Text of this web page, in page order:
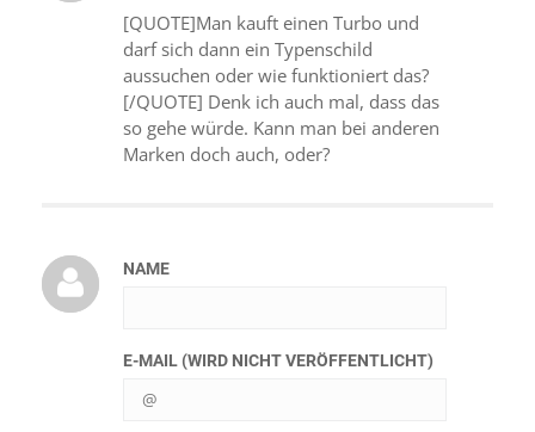
[QUOTE]Man kauft einen Turbo und
darf sich dann ein Typenschild
aussuchen oder wie funktioniert das?
[/QUOTE] Denk ich auch mal, dass das
so gehe würde. Kann man bei anderen
Marken doch auch, oder?
NAME
E-MAIL (WIRD NICHT VERÖFFENTLICHT)